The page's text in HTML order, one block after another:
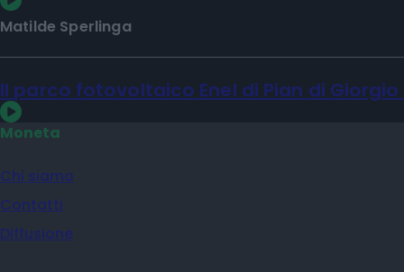
Matilde Sperlinga
Il parco fotovoltaico Enel di Pian di Giorgio
Moneta
Chi siamo
Contatti
Diffusione